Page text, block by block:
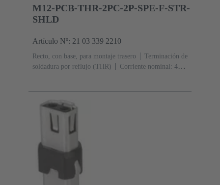
M12-PCB-THR-2PC-2P-SPE-F-STR-
SHLD
Artículo Nº: 21 03 339 2210
Recto, con base, para montaje trasero
Terminación de
soldadura por reflujo (THR)
Corriente nominal: ‌4